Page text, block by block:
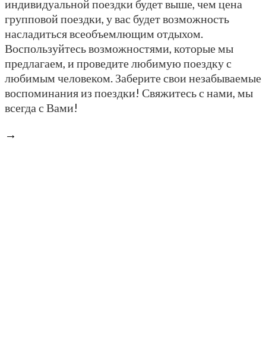
индивидуальной поездки будет выше, чем цена
групповой поездки, у вас будет возможность
насладиться всеобъемлющим отдыхом.
Воспользуйтесь возможностями, которые мы
предлагаем, и проведите любимую поездку с
любимым человеком. Заберите свои незабываемые
воспоминания из поездки! Свяжитесь с нами, мы
всегда с Вами!
→